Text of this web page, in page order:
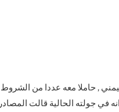
, حاملا معه عددا من الشروط
في جولته الحالية قالت المصادر